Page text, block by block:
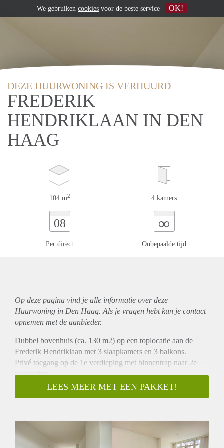
DEZE HUURWONING IS VERHUURD
FREDERIK
HENDRIKLAAN IN DEN
HAAG
104 m2 4 kamers
08
Per direct
∞
Onbepaalde tijd
Op deze pagina vind je alle informatie over deze
Huurwoning in Den Haag. Als je vragen hebt kun je contact
opnemen met de aanbieder.
Dubbel bovenhuis (ca. 130 m2) op een toplocatie aan de
Frederik Hendriklaan met 3 slaapkamers en 3 balkons.
Privé toegang op de 1e verdieping met binnentrap naar 2e
verdieping.
1e verdieping; woonkamer met semi-open keuken, balkon
aan de voorzijde en ruim terras aan de achterzijde, toilet en
ruime luxe badkamer met wastafel, inloopdouche en een ruim
bad en 2e toilet. Tevens een was/cv hok.
LEES MEER MET EEN PAKKET!
We gebruiken cookies voor de beste service OK!